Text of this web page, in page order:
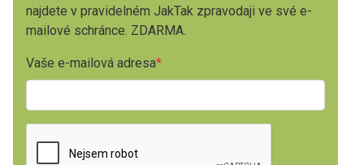
najdete v pravidelném JakTak zpravodaji ve své e-
mailové schránce. ZDARMA.
Vaše e-mailová adresa